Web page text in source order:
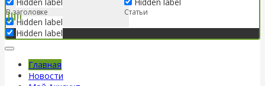
В заголовке
Hidden label
Hidden label
Статьи
Главная
Новости